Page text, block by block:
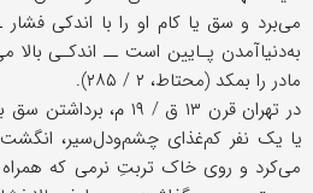
می‌برد و سق یا کام او را با اندکی
به‌دنیا‌آمدن پـایین است ــ اندکـی بالا
مادر را بمکد (محتاط، ۲ / ۲۸۵).
در تهران قرن ۱۳ ق / ۱۹
یا یک نفر کم‌غذای چشم‌و‌دل‌سیر،
می‌کرد و روی خاک تربتِ نرمی که